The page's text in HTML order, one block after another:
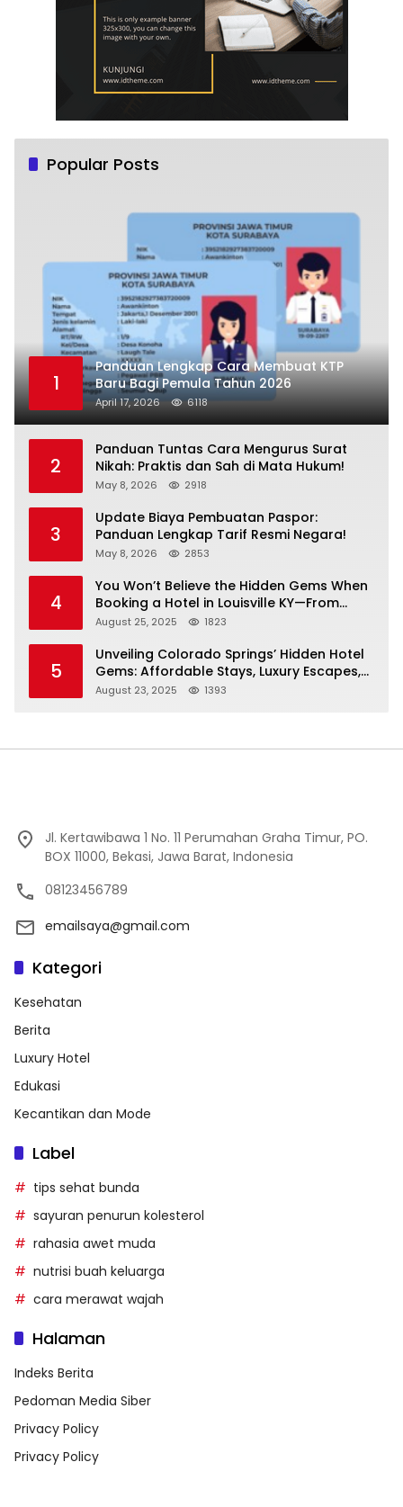
Popular Posts
1
Panduan Lengkap Cara Membuat KTP
Baru Bagi Pemula Tahun 2026
April 17, 2026 6118
2
Panduan Tuntas Cara Mengurus Surat
Nikah: Praktis dan Sah di Mata Hukum!
May 8, 2026 2918
3
Update Biaya Pembuatan Paspor:
Panduan Lengkap Tarif Resmi Negara!
May 8, 2026 2853
4
You Won’t Believe the Hidden Gems When
Booking a Hotel in Louisville KY—From
Cheap to Luxe!
August 25, 2025 1823
5
Unveiling Colorado Springs’ Hidden Hotel
Gems: Affordable Stays, Luxury Escapes,
and Everything In Between!
August 23, 2025 1393
Jl. Kertawibawa 1 No. 11 Perumahan Graha Timur, PO.
BOX 11000, Bekasi, Jawa Barat, Indonesia
08123456789
emailsaya@gmail.com
Kategori
Kesehatan
Berita
Luxury Hotel
Edukasi
Kecantikan dan Mode
Label
tips sehat bunda
sayuran penurun kolesterol
rahasia awet muda
nutrisi buah keluarga
cara merawat wajah
Halaman
Indeks Berita
Pedoman Media Siber
Privacy Policy
Privacy Policy